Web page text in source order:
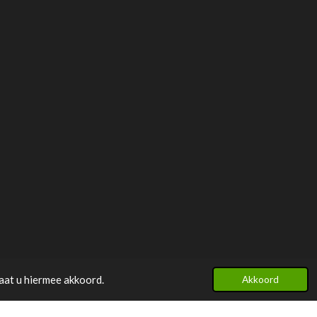
u hiermee akkoord. Akkoord